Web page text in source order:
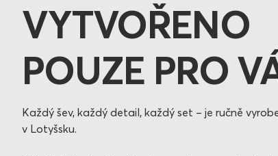
VYTVOŘENO
POUZE PRO
Každý šev, každý detail, každý set – je ručně
v Lotyšsku.